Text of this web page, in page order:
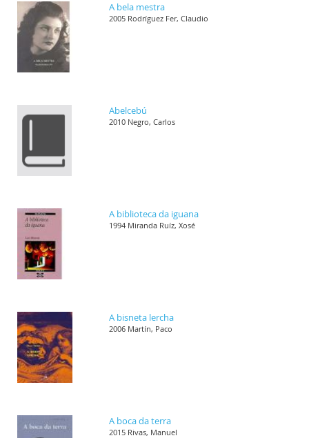
A bela mestra
2005 Rodríguez Fer, Claudio
Abelcebú
2010 Negro, Carlos
A biblioteca da iguana
1994 Miranda Ruíz, Xosé
A bisneta lercha
2006 Martín, Paco
A boca da terra
2015 Rivas, Manuel